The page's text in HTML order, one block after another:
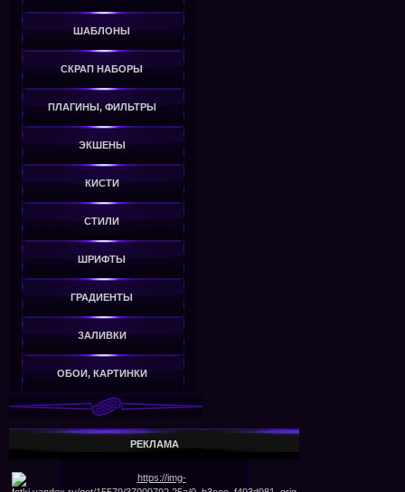
ШАБЛОНЫ
СКРАП НАБОРЫ
ПЛАГИНЫ, ФИЛЬТРЫ
ЭКШЕНЫ
КИСТИ
СТИЛИ
ШРИФТЫ
ГРАДИЕНТЫ
ЗАЛИВКИ
ОБОИ, КАРТИНКИ
РЕКЛАМА